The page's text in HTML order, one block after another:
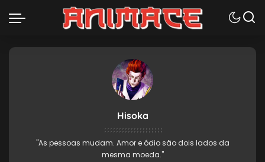
Hisoka
"As pessoas mudam. Amor e ódio são dois lados da
mesma moeda."